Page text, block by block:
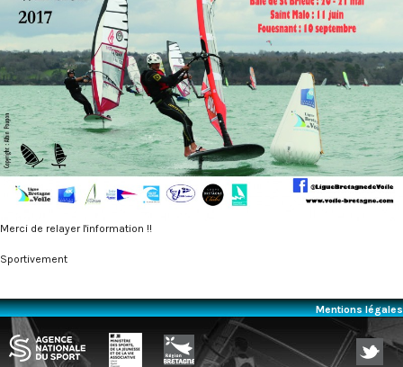
Merci de relayer l'information !!
Sportivement
Mentions légales